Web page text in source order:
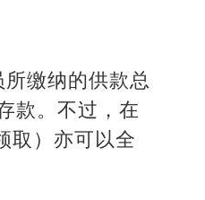
缴纳的供款总
款。不过，在
取）亦可以全